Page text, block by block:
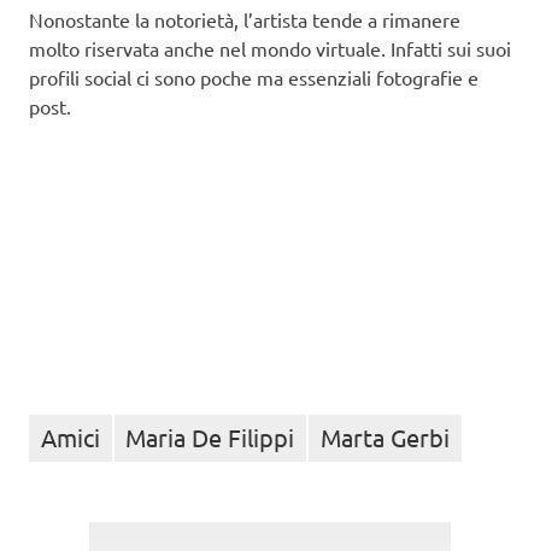
Nonostante la notorietà, l’artista tende a rimanere
molto riservata anche nel mondo virtuale. Infatti sui suoi
profili social ci sono poche ma essenziali fotografie e
post.
Amici Maria De Filippi Marta Gerbi